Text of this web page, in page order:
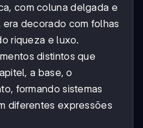
com coluna delgada e
decorado com folhas
riqueza e luxo.
distintos que
a base, o
formando sistemas
diferentes expressões